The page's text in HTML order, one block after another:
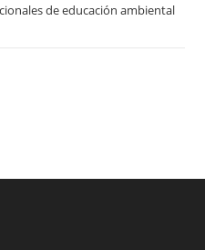
de educación ambiental